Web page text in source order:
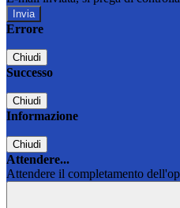
Errore
Chiudi
Successo
Chiudi
Informazione
Chiudi
Attendere...
Attendere il completamento